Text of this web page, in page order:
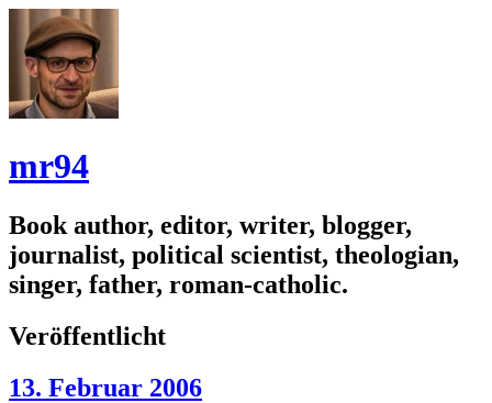
mr94
Book author, editor, writer, blogger,
journalist, political scientist, theologian,
singer, father, roman-catholic.
Veröffentlicht
13. Februar 2006